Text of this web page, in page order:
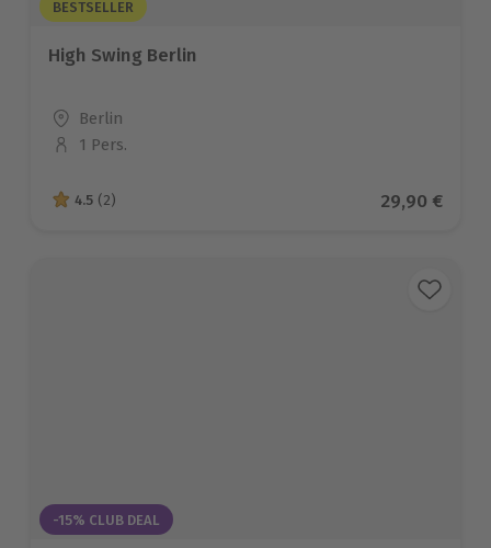
BESTSELLER
High Swing Berlin
Standort
Berlin
Anzahl der Teilnehmer
1 Pers.
4.5 von 5 Sternen basierend auf 2 Bewertungen
4.5 (2) Aktueller
29,90 €
-15% CLUB DEAL